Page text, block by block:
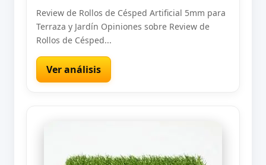
Review de Rollos de Césped Artificial 5mm para
Terraza y Jardín Opiniones sobre Review de
Rollos de Césped...
Ver análisis